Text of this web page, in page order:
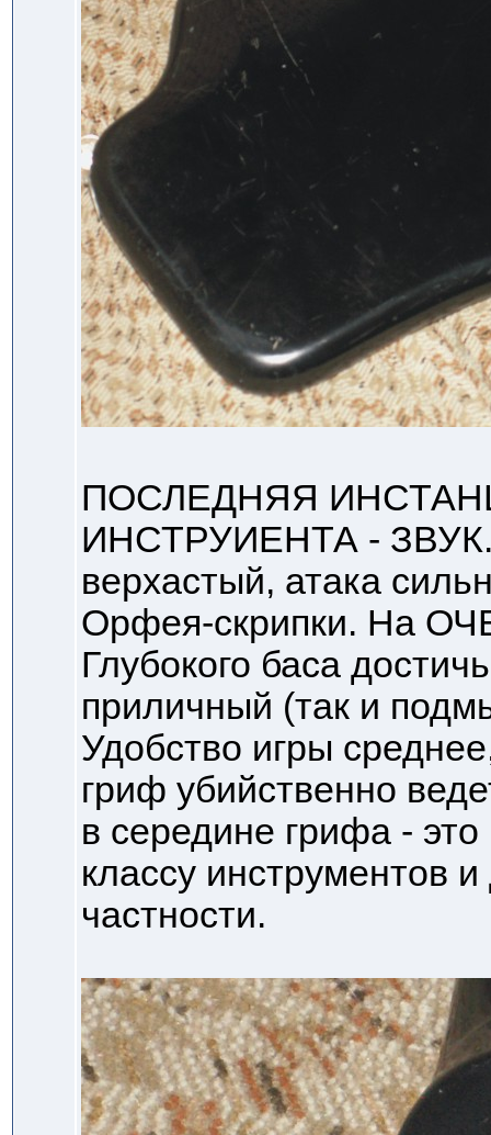
ПОСЛЕДНЯЯ
ИНСТРУИЕНТА - ЗВУК.
верхастый, атака
Орфея-скрипки. На
Глубокого баса
приличный (так и
Удобство игры
гриф убийственно
в середине грифа -
классу инструментов
частности.